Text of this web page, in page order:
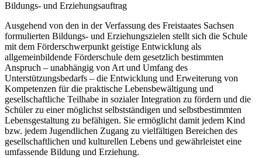
Bildungs- und Erziehungsauftrag
Ausgehend von den in der Verfassung des Freistaates Sachsen
formulierten Bildungs- und Erziehungszielen stellt sich die Schule
mit dem Förderschwerpunkt geistige Entwicklung als
allgemeinbildende Förderschule dem gesetzlich bestimmten
Anspruch – unabhängig von Art und Umfang des
Unterstützungsbedarfs – die Entwicklung und Erweiterung von
Kompetenzen für die praktische Lebensbewältigung und
gesellschaftliche Teilhabe in sozialer Integration zu fördern und die
Schüler zu einer möglichst selbstständigen und selbstbestimmten
Lebensgestaltung zu befähigen. Sie ermöglicht damit jedem Kind
bzw. jedem Jugendlichen Zugang zu vielfältigen Bereichen des
gesellschaftlichen und kulturellen Lebens und gewährleistet eine
umfassende Bildung und Erziehung.